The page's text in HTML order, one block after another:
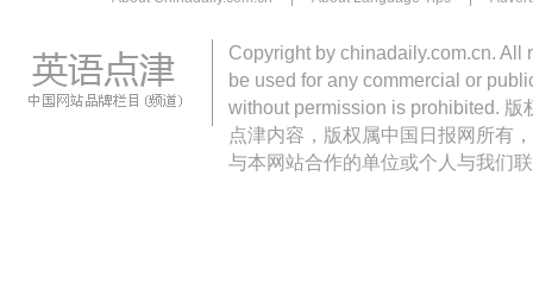
Copyright by chinadaily.com.cn. All
be used for any commercial or
without permission is prohibited.
点津内容，版权属中国日报网所有
与本网站合作的单位或个人与我们